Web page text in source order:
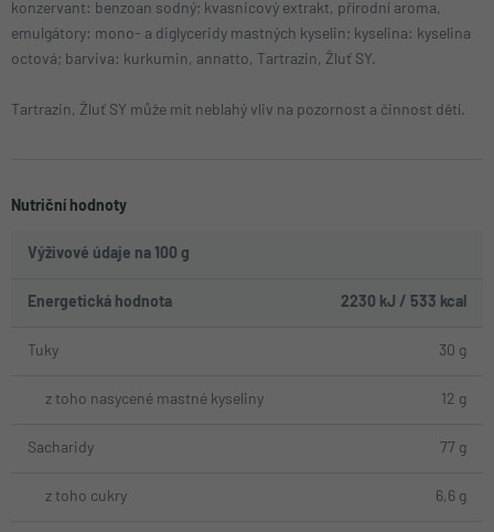
konzervant: benzoan sodný; kvasnicový extrakt, přírodní aroma,
emulgátory: mono- a diglyceridy mastných kyselin; kyselina: kyselina
octová; barviva: kurkumin, annatto, Tartrazin, Žluť SY.
Tartrazin, Žluť SY může mít neblahý vliv na pozornost a činnost dětí.
Nutriční hodnoty
Výživové údaje na 100 g
Energetická hodnota 2230 kJ / 533 kcal
Tuky 30 g
z toho nasycené mastné kyseliny 12 g
Sacharidy 77 g
z toho cukry 6,6 g